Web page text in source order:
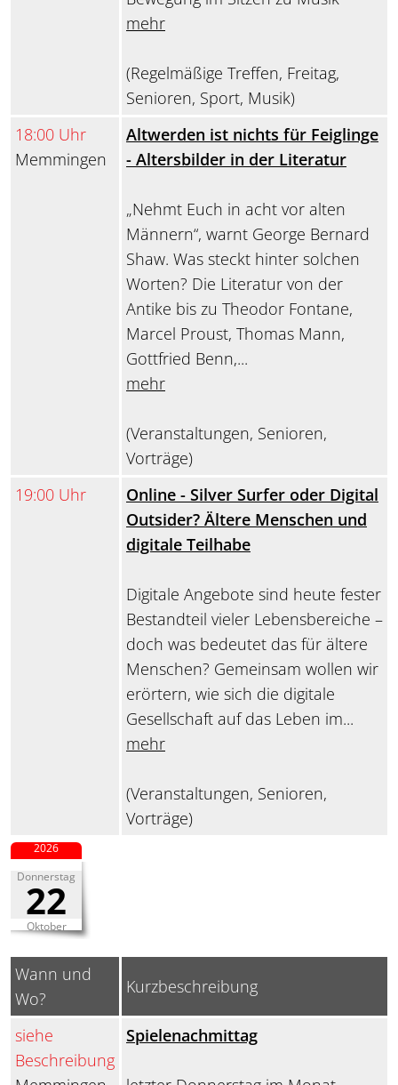
mehr
(Regelmäßige Treffen, Freitag,
Senioren, Sport, Musik)
18:00 Uhr
Memmingen
Altwerden ist nichts für Feiglinge
- Altersbilder in der Literatur
„Nehmt Euch in acht vor alten
Männern“, warnt George Bernard
Shaw. Was steckt hinter solchen
Worten? Die Literatur von der
Antike bis zu Theodor Fontane,
Marcel Proust, Thomas Mann,
Gottfried Benn,...
mehr
(Veranstaltungen, Senioren,
Vorträge)
19:00 Uhr
Online - Silver Surfer oder Digital
Outsider? Ältere Menschen und
digitale Teilhabe
Digitale Angebote sind heute fester
Bestandteil vieler Lebensbereiche –
doch was bedeutet das für ältere
Menschen? Gemeinsam wollen wir
erörtern, wie sich die digitale
Gesellschaft auf das Leben im...
mehr
(Veranstaltungen, Senioren,
Vorträge)
Donnerstag
22
Oktober
2026
Wann und
Wo?
Kurzbeschreibung
siehe
Beschreibung
Spielenachmittag